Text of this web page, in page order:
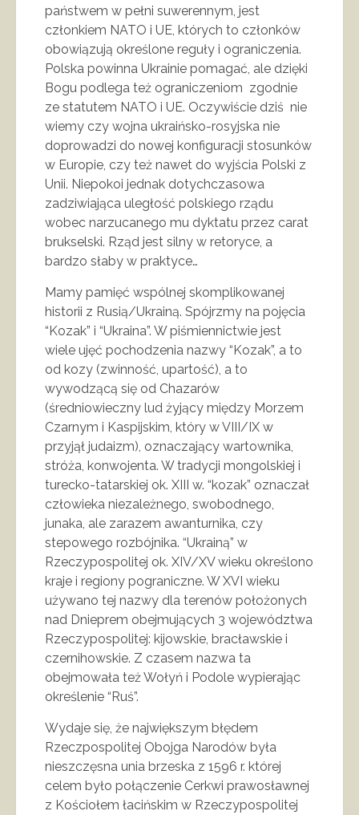
państwem w pełni suwerennym, jest
członkiem NATO i UE, których to członków
obowiązują określone reguły i ograniczenia.
Polska powinna Ukrainie pomagać, ale dzięki
Bogu podlega też ograniczeniom zgodnie
ze statutem NATO i UE. Oczywiście dziś nie
wiemy czy wojna ukraińsko-rosyjska nie
doprowadzi do nowej konfiguracji stosunków
w Europie, czy też nawet do wyjścia Polski z
Unii. Niepokoi jednak dotychczasowa
zadziwiająca uległość polskiego rządu
wobec narzucanego mu dyktatu przez carat
brukselski. Rząd jest silny w retoryce, a
bardzo słaby w praktyce…
Mamy pamięć wspólnej skomplikowanej
historii z Rusią/Ukrainą. Spójrzmy na pojęcia
“Kozak” i “Ukraina”. W piśmiennictwie jest
wiele ujęć pochodzenia nazwy “Kozak”, a to
od kozy (zwinność, upartość), a to
wywodzącą się od Chazarów
(średniowieczny lud żyjący między Morzem
Czarnym i Kaspijskim, który w VIII/IX w
przyjął judaizm), oznaczający wartownika,
stróża, konwojenta. W tradycji mongolskiej i
turecko-tatarskiej ok. XIII w. “kozak” oznaczał
człowieka niezależnego, swobodnego,
junaka, ale zarazem awanturnika, czy
stepowego rozbójnika. “Ukrainą” w
Rzeczypospolitej ok. XIV/XV wieku określono
kraje i regiony pograniczne. W XVI wieku
używano tej nazwy dla terenów położonych
nad Dnieprem obejmujących 3 województwa
Rzeczypospolitej: kijowskie, bracławskie i
czernihowskie. Z czasem nazwa ta
obejmowała też Wołyń i Podole wypierając
określenie “Ruś”.
Wydaje się, że największym błędem
Rzeczpospolitej Obojga Narodów była
nieszczęsna unia brzeska z 1596 r. której
celem było połączenie Cerkwi prawosławnej
z Kościołem łacińskim w Rzeczypospolitej